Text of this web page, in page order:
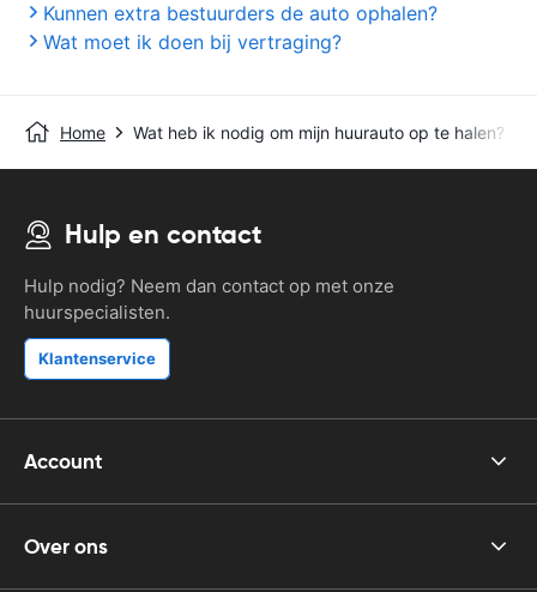
Kunnen extra bestuurders de auto ophalen?
Wat moet ik doen bij vertraging?
Home Wat heb ik nodig om mijn huurauto op te halen?
Hulp en contact
Hulp nodig? Neem dan contact op met onze
huurspecialisten.
Klantenservice
Account
Over ons